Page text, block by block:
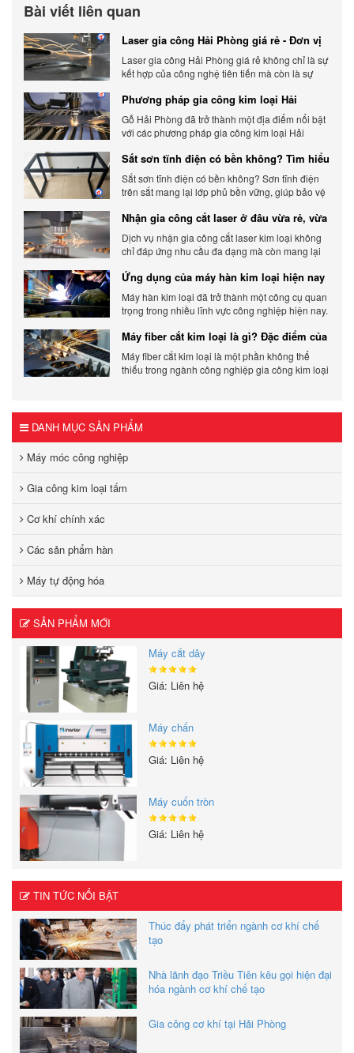
Bài viết liên quan
Laser gia công Hải Phòng giá rẻ - Đơn vị
gia công báo giá chính xác
Laser gia công Hải Phòng giá rẻ không chỉ là sự
kết hợp của công nghệ tiên tiến mà còn là sự
khách hàng. Xem ngay nhé.
Phương pháp gia công kim loại Hải
Phòng phổ biến hiện nay
Gỗ Hải Phòng đã trở thành một địa điểm nổi bật
với các phương pháp gia công kim loại Hải
Sắt sơn tĩnh điện có bền không? Tìm hiểu
chi tiết
Sắt sơn tĩnh điện có bền không? Sơn tĩnh điện
trên sắt mang lại lớp phủ bền vững, giúp bảo vệ
động bên ngoài.
Nhận gia công cắt laser ở đâu vừa rẻ, vừa
chất lượng
Dịch vụ nhận gia công cắt laser kim loại không
chỉ đáp ứng nhu cầu đa dạng mà còn mang lại
Ứng dụng của máy hàn kim loại hiện nay
Máy hàn kim loại đã trở thành một công cụ quan
trọng trong nhiều lĩnh vực công nghiệp hiện nay.
Máy fiber cắt kim loại là gì? Đặc điểm của
máy fiber
Máy fiber cắt kim loại là một phần không thể
thiếu trong ngành công nghiệp gia công kim loại
DANH MỤC SẢN PHẨM
Máy móc công nghiệp
Gia công kim loại tấm
Cơ khí chính xác
Các sản phẩm hàn
Máy tự động hóa
SẢN PHẨM MỚI
Máy cắt dây
Giá: Liên hệ
Máy chấn
Giá: Liên hệ
Máy cuốn tròn
Giá: Liên hệ
TIN TỨC NỔI BẬT
Thúc đẩy phát triển ngành cơ khí chế
tạo
Nhà lãnh đạo Triều Tiên kêu gọi hiện đại
hóa ngành cơ khí chế tạo
Gia công cơ khí tại Hải Phòng